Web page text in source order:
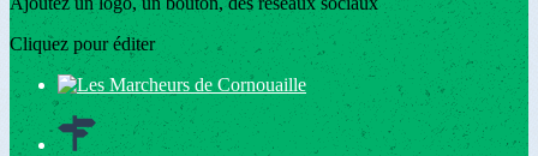
Cliquez pour éditer